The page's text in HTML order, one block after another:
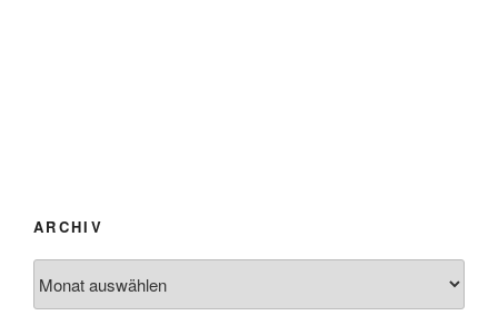
ARCHIV